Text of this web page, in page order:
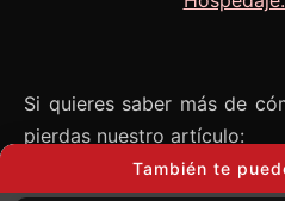
Si quieres saber más de
pierdas nuestro artículo:
También te